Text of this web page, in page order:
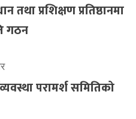
तथा प्रशिक्षण प्रतिष्ठानमा
गठन
परामर्श समितिको